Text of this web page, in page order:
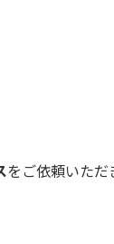
をご依頼いただ